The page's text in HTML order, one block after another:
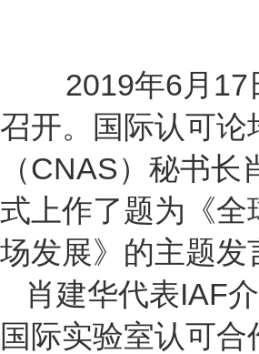
2019年6月 17
召开。国际认可论
（CNAS）秘书长
式上作了题为《
场发展》的主题发
肖建华代表IAF
国际实验室认可合